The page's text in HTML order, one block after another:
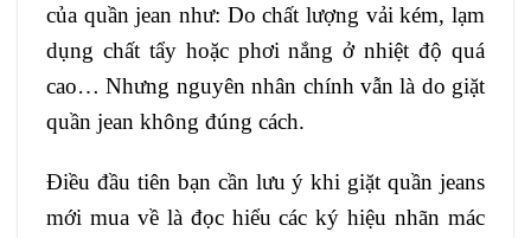
của quần jean như: Do chất lượng vải kém, lạm
dụng chất tẩy hoặc phơi nắng ở nhiệt độ quá
cao… Nhưng nguyên nhân chính vẫn là do giặt
quần jean không đúng cách.
Điều đầu tiên bạn cần lưu ý khi giặt quần jeans
mới mua về là đọc hiểu các ký hiệu nhãn mác